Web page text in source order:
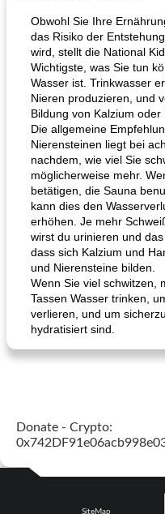
Obwohl Sie Ihre
das Risiko der
wird, stellt die National
Wichtigste, was Sie tun
Wasser ist. Trinkwasser
Nieren produzieren, und
Bildung von Kalzium
Die allgemeine
Nierensteinen liegt bei
nachdem, wie viel Sie
möglicherweise mehr.
betätigen, die Sauna
kann dies den
erhöhen. Je mehr
wirst du urinieren und
dass sich Kalzium und
und Nierensteine ​​bilden.
Wenn Sie viel schwitzen,
Tassen Wasser trinken,
verlieren, und um
hydratisiert sind.
Donate - Crypto:
SiteMap